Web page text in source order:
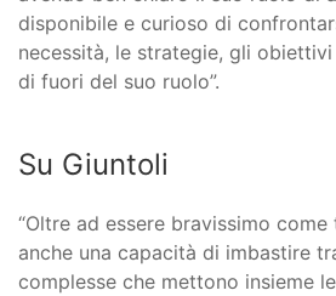
disponibile e curioso di
necessità, le strategie, gli
di fuori del suo ruolo”.
Su Giuntoli
“Oltre ad essere bravissimo
anche una capacità di imbastire
complesse che mettono insieme